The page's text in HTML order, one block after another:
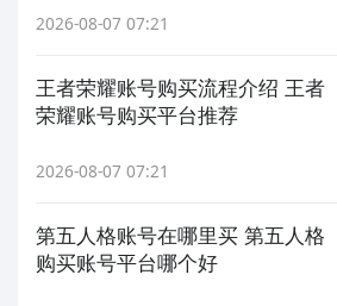
2026-08-07 07:21
王者荣耀账号购买流程介绍 王者
荣耀账号购买平台推荐
2026-08-07 07:21
第五人格账号在哪里买 第五人格
购买账号平台哪个好